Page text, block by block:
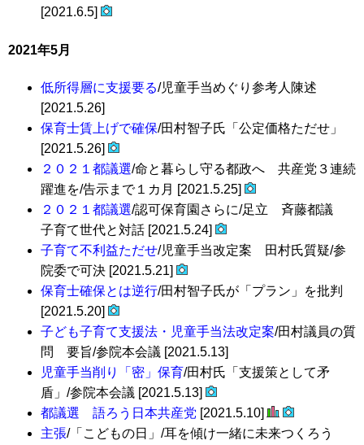
[2021.6.5]
2021年5月
低所得層に支援要る/児童手当めぐり参考人陳述
[2021.5.26]
保育士賃上げで確保/田村智子氏「公定価格ただせ」
[2021.5.26]
２０２１都議選/命と暮らし守る都政へ 共産党３連続
躍進を/告示まで１カ月 [2021.5.25]
２０２１都議選/認可保育園さらに/足立 斉藤都議
子育て世代と対話 [2021.5.24]
子育て不利益ただせ/児童手当改定案 田村氏質疑/参
院委で可決 [2021.5.21]
保育士確保とは逆行/田村智子氏が「プラン」を批判
[2021.5.20]
子ども子育て支援法・児童手当法改定案/田村議員の質
問 要旨/参院本会議 [2021.5.13]
児童手当削り「密」保育/田村氏「支援策として矛
盾」/参院本会議 [2021.5.13]
都議選 語ろう日本共産党 [2021.5.10]
主張/「こどもの日」/耳を傾け一緒に未来つくろう